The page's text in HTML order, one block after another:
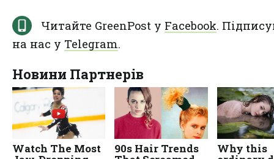
Читайте GreenPost у Facebook.
на нас у Telegram.